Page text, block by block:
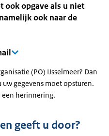
ook opgave als u niet
ook naar de
(PO) IJsselmeer? Dan
gegevens moet opsturen.
een herinnering.
geeft u door?